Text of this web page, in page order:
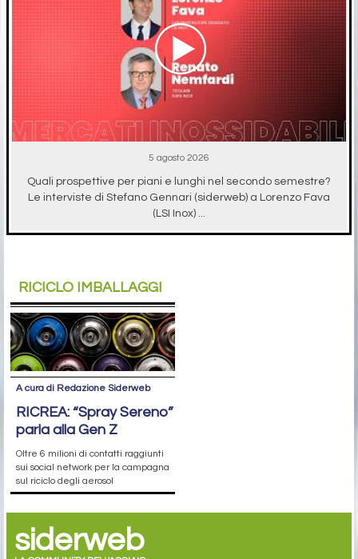
5 agosto 2026
Quali prospettive per piani e lunghi nel secondo semestre?
Le interviste di Stefano Gennari (siderweb) a Lorenzo Fava
(LSI Inox) ...
RICICLO IMBALLAGGI
A cura di Redazione Siderweb
RICREA: “Spray Sereno”
parla alla Gen Z
Oltre 6 milioni di contatti raggiunti
sui social network per la campagna
sul riciclo degli aerosol
siderweb